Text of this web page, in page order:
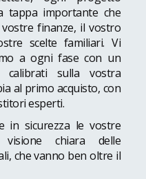
tappa importante che
finanze, il vostro
scelte familiari. Vi
a ogni fase con un
sulla vostra
al primo acquisto, con
esperti.
in sicurezza le vostre
chiara delle
che vanno ben oltre il